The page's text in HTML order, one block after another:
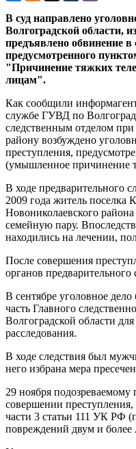
В суд направлено
Волгоградской области,
предъявлено обвинение в
предусмотренного
"Причинение тяжких
лицам".
Как сообщили
службе ГУВД по
следственным отделом
району возбуждено
преступления,
(умышленное причинение
В ходе предварительного
2009 года житель поселка
Новониколаевского
семейную пару.
находились на лечении,
После совершения
органов предварительного
В сентябре уголовное
часть Главного
Волгоградской области
расследования.
В ходе следствия был
него избрана мера
29 ноября подозреваемому
совершении
части 3 статьи 111 УК РФ
повреждений двум и более